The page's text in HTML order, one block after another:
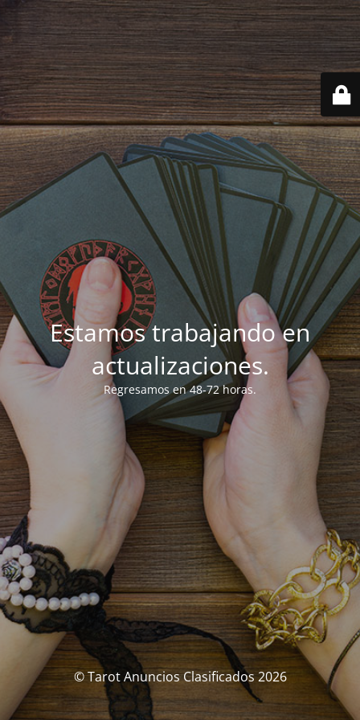
Estamos trabajando en
actualizaciones.
Regresamos en 48-72 horas.
© Tarot Anuncios Clasificados 2026